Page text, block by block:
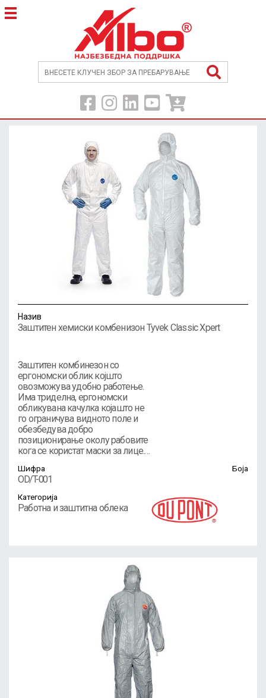
Назив
Заштитен хемиски комбенизон Tyvek Classic Xpert
Заштитен комбинезон со
ергономски облик којшто
овозможува удобно работење.
Има триделна, ергономски
обликувана качулка којашто не
го ограничува видното поле и
обезбедува добро
позиционирање околу рабовите
кога се користат маски за лице.…
Шифра
OD/T-001
Боја
Категорија
Работна и заштитна облека